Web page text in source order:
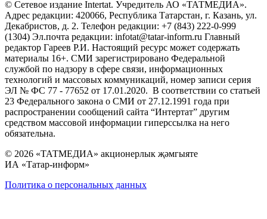
© Сетевое издание Intertat. Учредитель АО «ТАТМЕДИА».
Адрес редакции: 420066, Республика Татарстан, г. Казань, ул.
Декабристов, д. 2. Телефон редакции: +7 (843) 222-0-999
(1304) Эл.почта редакции: infotat@tatar-inform.ru Главный
редактор Гареев Р.И. Настоящий ресурс может содержать
материалы 16+. СМИ зарегистрировано Федеральной
службой по надзору в сфере связи, информационных
технологий и массовых коммуникаций, номер записи серия
ЭЛ № ФС 77 - 77652 от 17.01.2020. В соответствии со статьей
23 Федерального закона о СМИ от 27.12.1991 года при
распространении сообщений сайта “Интертат” другим
средством массовой информации гиперссылка на него
обязательна.
© 2026 «ТАТМЕДИА» акционерлык җәмгыяте
ИА «Татар-информ»
Политика о персональных данных